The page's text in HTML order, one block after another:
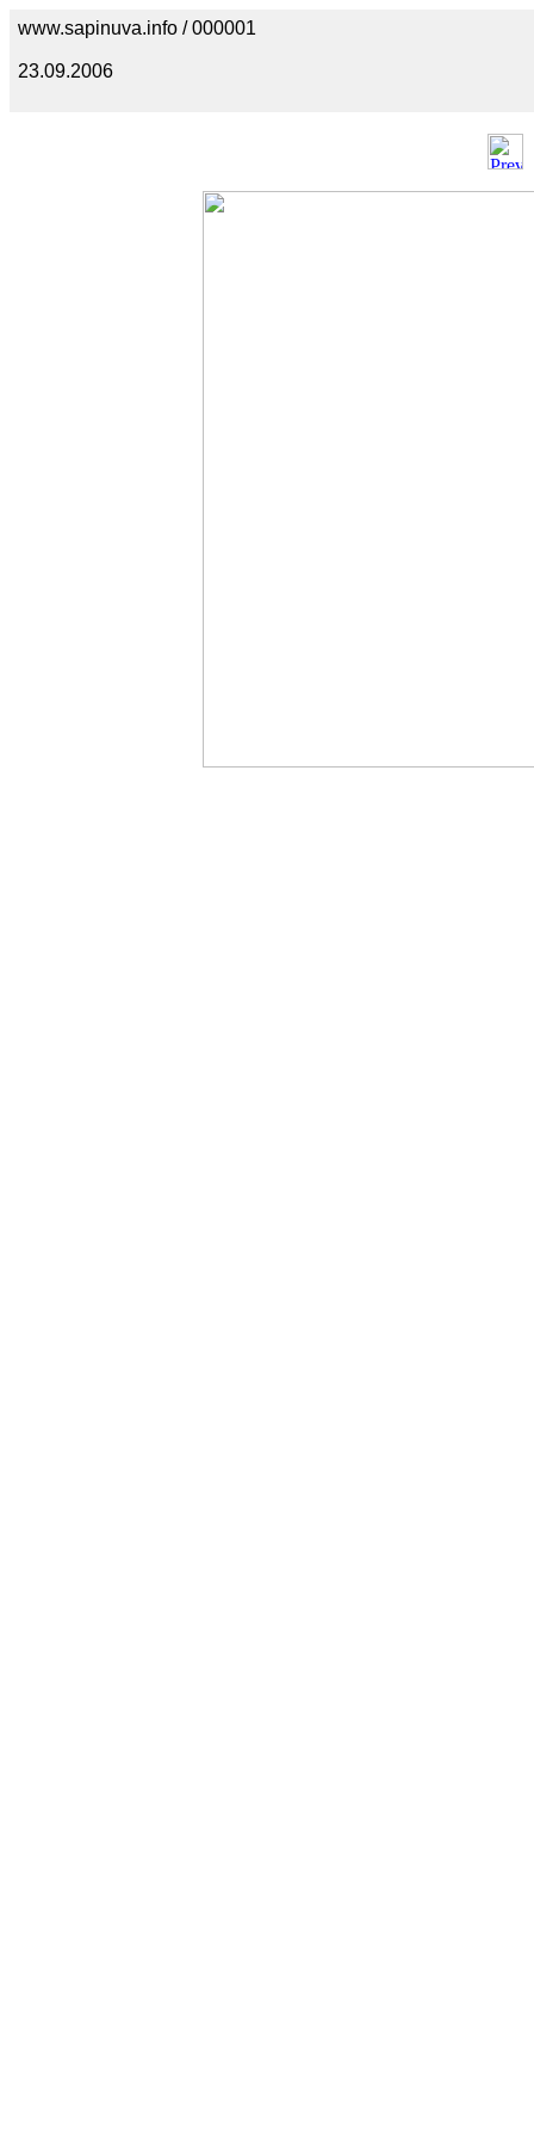
www.sapinuva.info / 000001
23.09.2006